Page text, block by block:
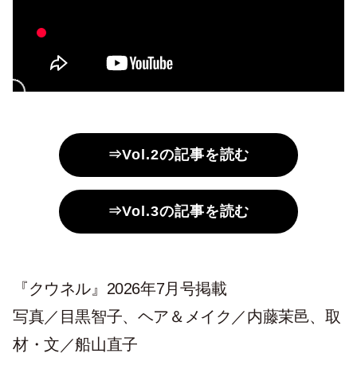
⇒Vol.2の記事を読む
⇒Vol.3の記事を読む
『クウネル』2026年7月号掲載
写真／目黒智子、ヘア＆メイク／内藤茉邑、取
材・文／船山直子